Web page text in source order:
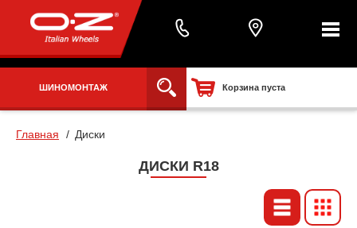
ШИНОМОНТАЖ Корзина пуста
Главная Диски
ДИСКИ R18